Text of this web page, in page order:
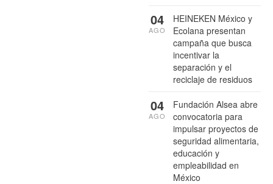
HEINEKEN México y
Ecolana presentan
campaña que busca
incentivar la
separación y el
reciclaje de residuos
04
AGO
Fundación Alsea abre
convocatoria para
impulsar proyectos de
seguridad alimentaria,
educación y
empleabilidad en
México
04
AGO